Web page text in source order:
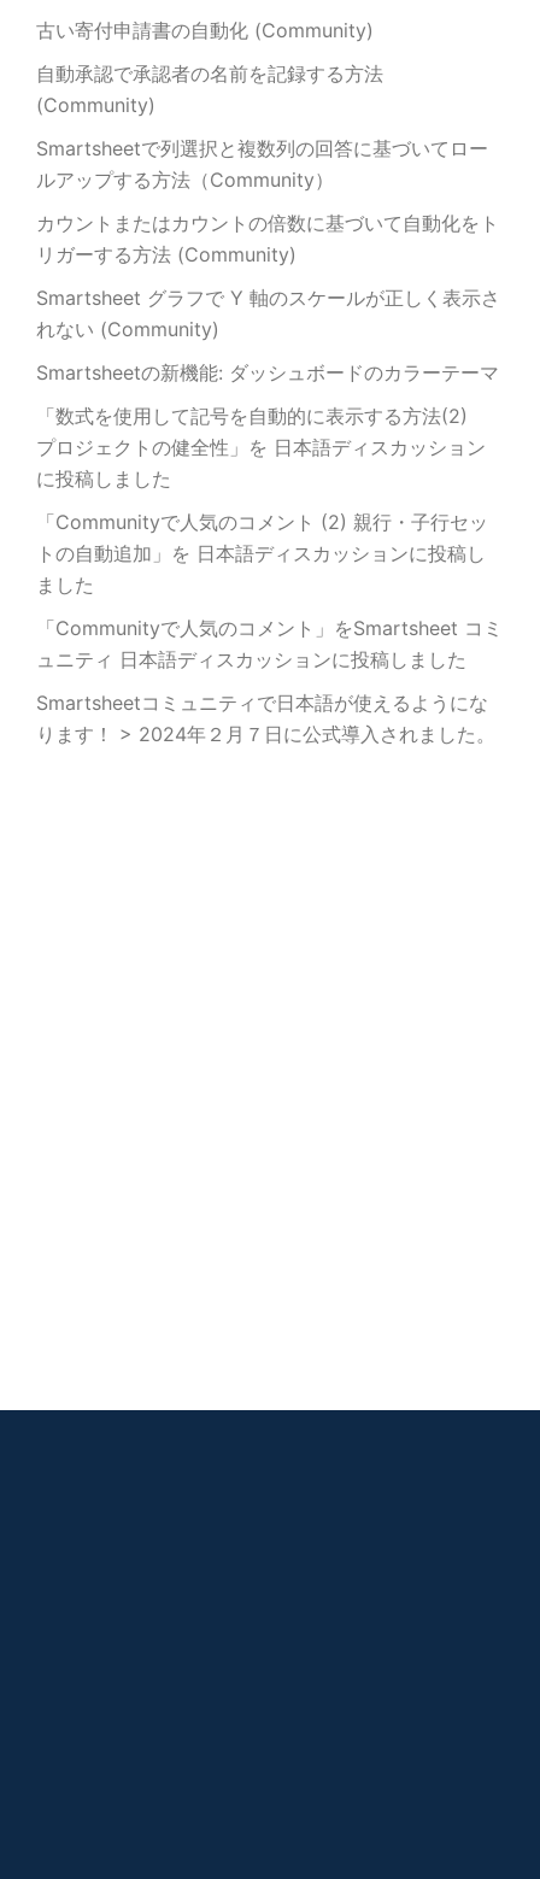
古い寄付申請書の自動化 (Community)
自動承認で承認者の名前を記録する方法
(Community)
Smartsheetで列選択と複数列の回答に基づいてロー
ルアップする方法（Community）
カウントまたはカウントの倍数に基づいて自動化をト
リガーする方法 (Community)
Smartsheet グラフで Y 軸のスケールが正しく表示さ
れない (Community)
Smartsheetの新機能: ダッシュボードのカラーテーマ
「数式を使用して記号を自動的に表示する方法(2)
プロジェクトの健全性」を 日本語ディスカッション
に投稿しました
「Communityで人気のコメント (2) 親行・子行セッ
トの自動追加」を 日本語ディスカッションに投稿し
ました
「Communityで人気のコメント」をSmartsheet コミ
ュニティ 日本語ディスカッションに投稿しました
Smartsheetコミュニティで日本語が使えるようにな
ります！ > 2024年２月７日に公式導入されました。